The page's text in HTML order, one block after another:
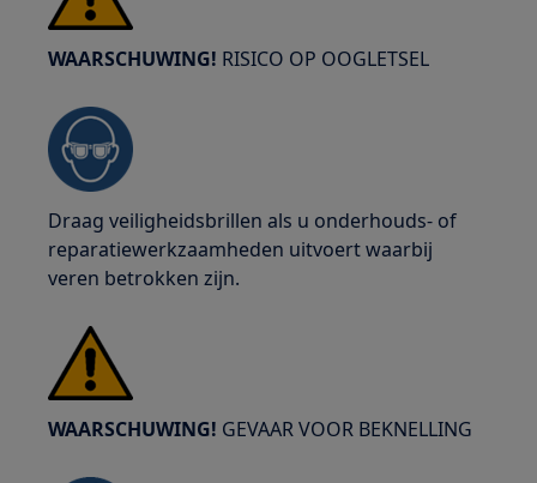
WAARSCHUWING! RISICO OP OOGLETSEL
Draag veiligheidsbrillen als u onderhouds- of
reparatiewerkzaamheden uitvoert waarbij
veren betrokken zijn.
WAARSCHUWING! GEVAAR VOOR BEKNELLING